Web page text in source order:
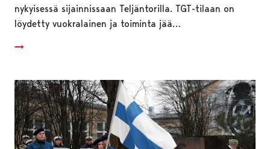
nykyisessä sijainnissaan Teljäntorilla. TGT-tilaan on
löydetty vuokralainen ja toiminta jää…